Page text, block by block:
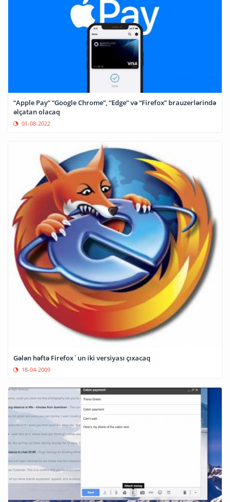
“Apple Pay” “Google Chrome”, “Edge” və “Firefox” brauzerlərində
əlçatan olacaq
01-08-2022
Gələn həftə Firefox`un iki versiyası çıxacaq
18-04-2009